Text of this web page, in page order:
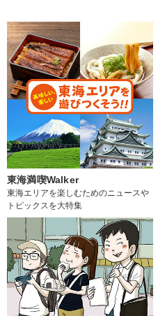
東海満喫Walker
東海エリアを楽しむためのニュースや
トピックスを大特集